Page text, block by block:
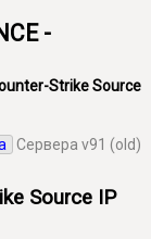
-
Strike Source
Сервера v91 (old)
Source IP